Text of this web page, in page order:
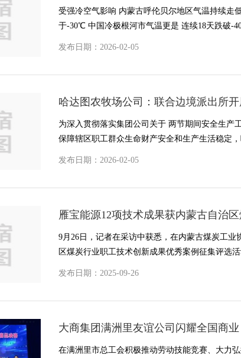
温度
受强冷空气影响 内蒙古呼伦贝尔地区气温持续走
于-30℃ 中国冷极根河市气温更是 连续18天跌破-
发布日期：2026-02-05
哈达图农牧场公司：联合边境派出所
线
为深入贯彻落实集团公司关于 两节期间安全生产
保障辖区职工群众生命财产安全和生产生活稳定
发布日期：2026-02-05
雁宝能源12项技术成果获内蒙古自治
9月26日，记者在采访中获悉，在内蒙古煤炭工
区煤炭行业职工技术创新成果优秀案例征集评选
发布日期：2025-09-26
大商集团满洲里友谊公司闪耀全国商
在满洲里市总工会积极推动劳动技能竞赛、大力